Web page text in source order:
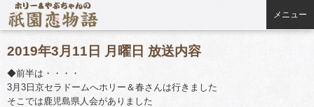
メニュー
2019年3月11日 月曜日 放送内容
◆前半は・・・・
3月3日京セラドームへホリー＆春さんは行きました
そこでは鹿児島県人会がありました